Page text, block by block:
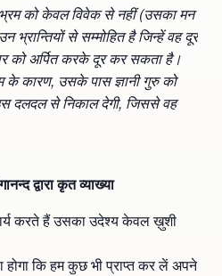
Children
भ्रम को केवल विवेक से नहीं (उसका मन
भ्रान्तियों से सम्मोहित है जिन्हें वह दूर
को अर्पित करके दूर कर सकता है।
के कारण, उसके पास ज्ञानी गुरु को
दलदल से निकाल देगी, जिससे वह
द्वारा कृत व्याख्या
करते हैं उसका उदेश्य केवल ख़ुशी
कि हम कुछ भी प्राप्त कर लें अपने